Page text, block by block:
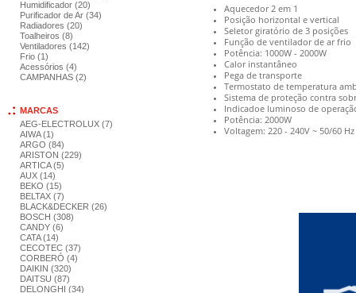
Humidificador (20)
Purificador de Ar (34)
Radiadores (20)
Toalheiros (8)
Ventiladores (142)
Frio (1)
Acessórios (4)
CAMPANHAS (2)
MARCAS
AEG-ELECTROLUX (7)
AIWA (1)
ARGO (84)
ARISTON (229)
ARTICA (5)
AUX (14)
BEKO (15)
BELTAX (7)
BLACK&DECKER (26)
BOSCH (308)
CANDY (6)
CATA (14)
CECOTEC (37)
CORBERÓ (4)
DAIKIN (320)
DAITSU (87)
DELONGHI (34)
Aquecedor 2 em 1
Posição horizontal e vertical
Seletor giratório de 3 posições
Função de ventilador de ar frio
Potência: 1000W - 2000W
Calor instantâneo
Pega de transporte
Termostato de temperatura
Sistema de proteção contra
Indicadoe luminoso de
Potência: 2000W
Voltagem: 220 - 240V ~ 50/60 Hz